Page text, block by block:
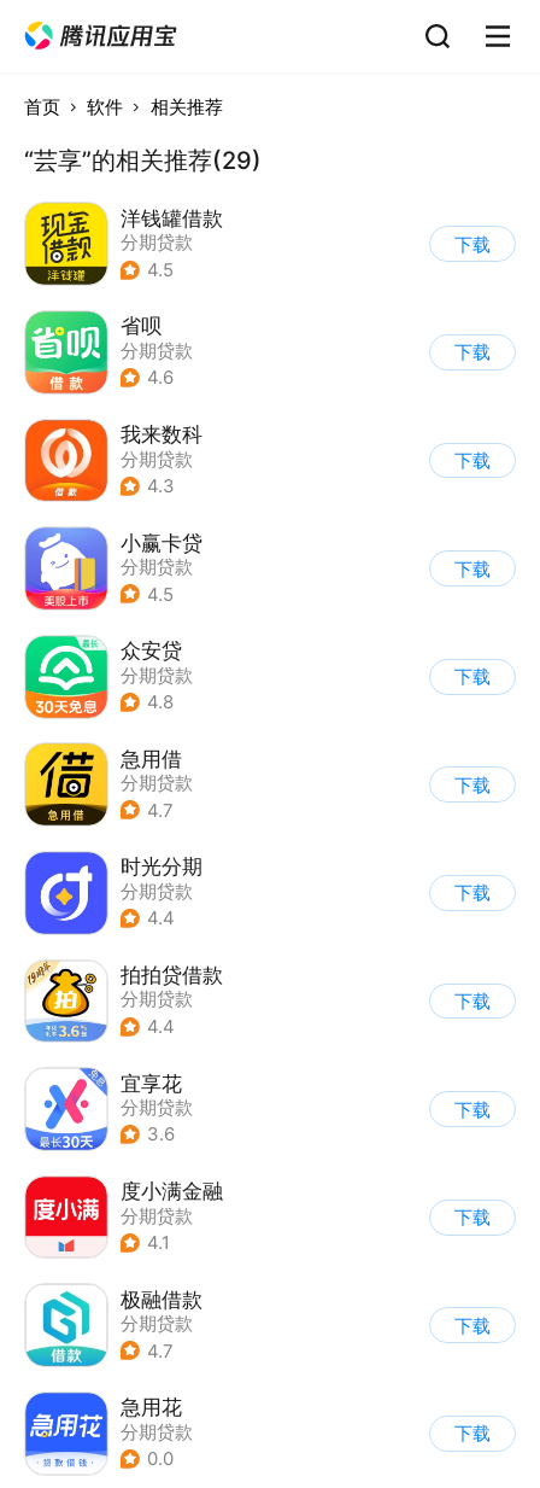
首页 软件 相关推荐
“芸享”的相关推荐(29)
洋钱罐借款
分期贷款
4.5
下载
省呗
分期贷款
4.6
下载
我来数科
分期贷款
4.3
下载
小赢卡贷
分期贷款
4.5
下载
众安贷
分期贷款
4.8
下载
急用借
分期贷款
4.7
下载
时光分期
分期贷款
4.4
下载
拍拍贷借款
分期贷款
4.4
下载
宜享花
分期贷款
3.6
下载
度小满金融
分期贷款
4.1
下载
极融借款
分期贷款
4.7
下载
急用花
分期贷款
0.0
下载